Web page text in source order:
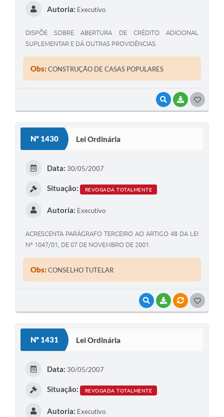
VISUALIZAR
BAIXAR
Autoria: Executivo
DISPÕE SOBRE ABERTURA DE CRÉDITO ADICIONAL
SUPLEMENTAR E DÁ OUTRAS PROVIDÊNCIAS.
Obs:CONSTRUÇÃO DE CASAS POPULARES
Nº 1430 Lei Ordinária
VISUALIZAR
BAIXARVÍNCULOS
Data: 30/05/2007
Situação: REVOGADA TOTALMENTE
Autoria: Executivo
ACRESCENTA PARÁGRAFO TERCEIRO AO ARTIGO 48 DA LEI
Nº 1047/01, DE 07 DE NOVEMBRO DE 2001.
Obs:CONSELHO TUTELAR
Nº 1431 Lei Ordinária
Data: 30/05/2007
Situação: REVOGADA TOTALMENTE
Autoria: Executivo